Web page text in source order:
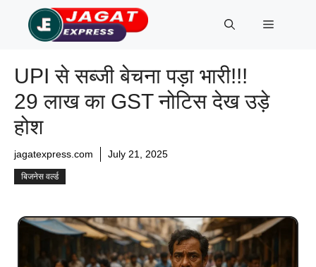
content
Menu
UPI से सब्जी बेचना पड़ा भारी!!!
29 लाख का GST नोटिस देख उड़े
होश
jagatexpress.com July 21, 2025
बिजनेस वर्ल्ड